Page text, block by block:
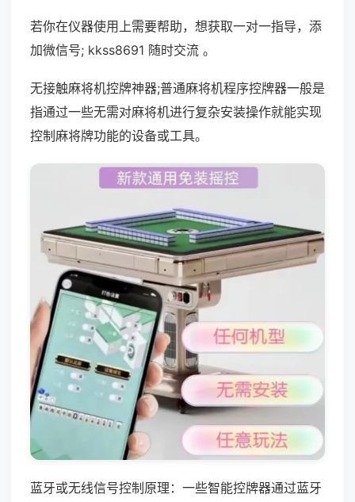
若你在仪器使用上需要帮助，想获取一对一指导，添
加微信号; kkss8691 随时交流 。
无接触麻将机控牌神器;普通麻将机程序控牌器一般是
指通过一些无需对麻将机进行复杂安装操作就能实现
控制麻将牌功能的设备或工具。
蓝牙或无线信号控制原理：一些智能控牌器通过蓝牙